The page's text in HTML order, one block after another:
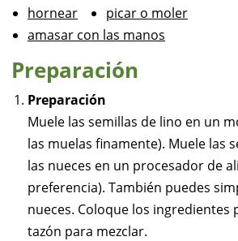
hornear
picar o moler
amasar con las manos
Preparación
Preparación
Muele las semillas de lino en un
las muelas finamente). Muele las
las nueces en un procesador de
preferencia). También puedes
nueces. Coloque los ingredientes
tazón para mezclar.